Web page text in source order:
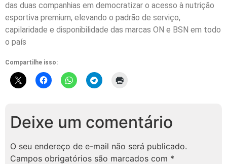
das duas companhias em democratizar o acesso à nutrição
esportiva premium, elevando o padrão de serviço,
capilaridade e disponibilidade das marcas ON e BSN em todo
o país
Compartilhe isso:
Deixe um comentário
O seu endereço de e-mail não será publicado.
Campos obrigatórios são marcados com *